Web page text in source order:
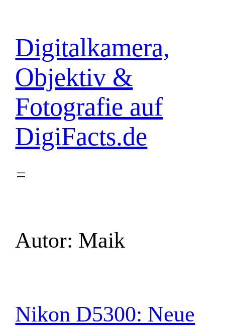
springen
Digitalkamera,
Objektiv &
Fotografie auf
DigiFacts.de
Autor: Maik
Nikon D5300: Neue